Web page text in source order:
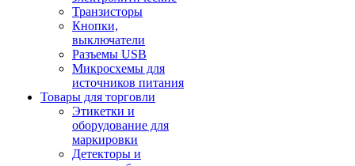
Транзисторы
Кнопки,
выключатели
Разъемы USB
Микросхемы для
источников питания
Товары для торговли
Этикетки и
оборудование для
маркировки
Детекторы и